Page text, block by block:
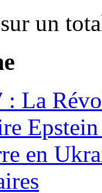
un
: La
en